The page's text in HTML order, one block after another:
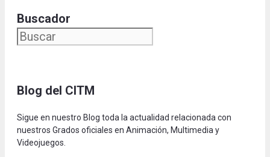
Buscador
Blog del CITM
Sigue en nuestro Blog toda la actualidad relacionada con
nuestros Grados oficiales en Animación, Multimedia y
Videojuegos.